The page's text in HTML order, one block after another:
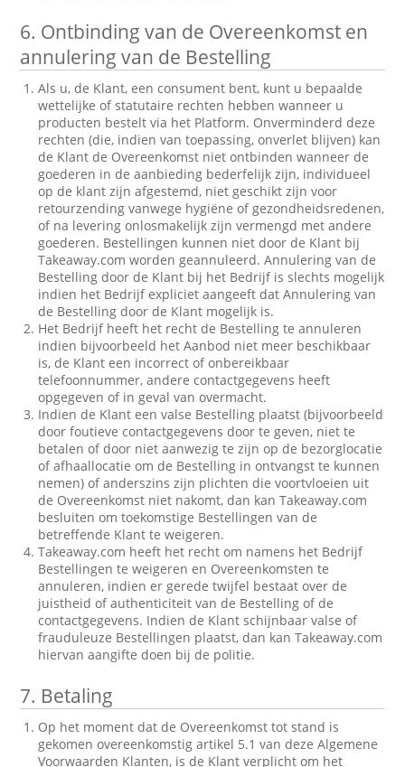
6. Ontbinding van de Overeenkomst en
annulering van de Bestelling
Als u, de Klant, een consument bent, kunt u bepaalde
wettelijke of statutaire rechten hebben wanneer u
producten bestelt via het Platform. Onverminderd deze
rechten (die, indien van toepassing, onverlet blijven) kan
de Klant de Overeenkomst niet ontbinden wanneer de
goederen in de aanbieding bederfelijk zijn, individueel
op de klant zijn afgestemd, niet geschikt zijn voor
retourzending vanwege hygiëne of gezondheidsredenen,
of na levering onlosmakelijk zijn vermengd met andere
goederen. Bestellingen kunnen niet door de Klant bij
Takeaway.com worden geannuleerd. Annulering van de
Bestelling door de Klant bij het Bedrijf is slechts mogelijk
indien het Bedrijf expliciet aangeeft dat Annulering van
de Bestelling door de Klant mogelijk is.
Het Bedrijf heeft het recht de Bestelling te annuleren
indien bijvoorbeeld het Aanbod niet meer beschikbaar
is, de Klant een incorrect of onbereikbaar
telefoonnummer, andere contactgegevens heeft
opgegeven of in geval van overmacht.
Indien de Klant een valse Bestelling plaatst (bijvoorbeeld
door foutieve contactgegevens door te geven, niet te
betalen of door niet aanwezig te zijn op de bezorglocatie
of afhaallocatie om de Bestelling in ontvangst te kunnen
nemen) of anderszins zijn plichten die voortvloeien uit
de Overeenkomst niet nakomt, dan kan Takeaway.com
besluiten om toekomstige Bestellingen van de
betreffende Klant te weigeren.
Takeaway.com heeft het recht om namens het Bedrijf
Bestellingen te weigeren en Overeenkomsten te
annuleren, indien er gerede twijfel bestaat over de
juistheid of authenticiteit van de Bestelling of de
contactgegevens. Indien de Klant schijnbaar valse of
frauduleuze Bestellingen plaatst, dan kan Takeaway.com
hiervan aangifte doen bij de politie.
7. Betaling
Op het moment dat de Overeenkomst tot stand is
gekomen overeenkomstig artikel 5.1 van deze Algemene
Voorwaarden Klanten, is de Klant verplicht om het